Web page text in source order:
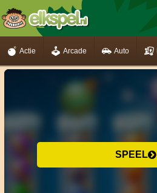
Actie Arcade Auto
SPEEL